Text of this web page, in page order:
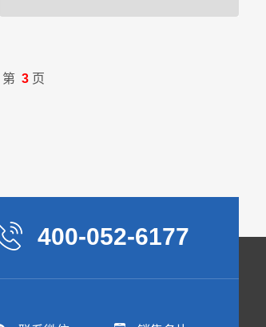
入雾化器，喷出雾状液滴然后同热空气并流下
第 3页
400-052-6177